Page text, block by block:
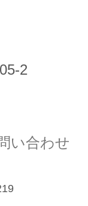
2
い合わせ